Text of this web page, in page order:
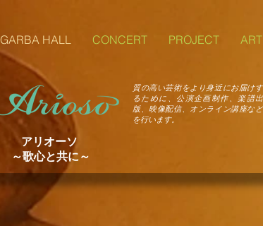
GARBA HALL CONCERT PROJECT
質の高い芸術をより身近にお届けす
るために、公演企画制作、楽譜出
版、映像配信、オンライン講座など
を行います。
アリオーソ
～歌心と共に～